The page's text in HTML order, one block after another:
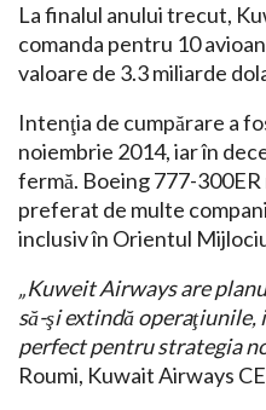
La finalul anului trecut,
comanda pentru 10
valoare de 3.3 miliarde
Intenţia de cumpărare a
noiembrie 2014, iar în
fermă. Boeing 777-
preferat de multe
inclusiv în Orientul
„Kuweit Airways are
să-şi extindă operaţiunile,
perfect pentru strategia
Roumi, Kuwait Airways